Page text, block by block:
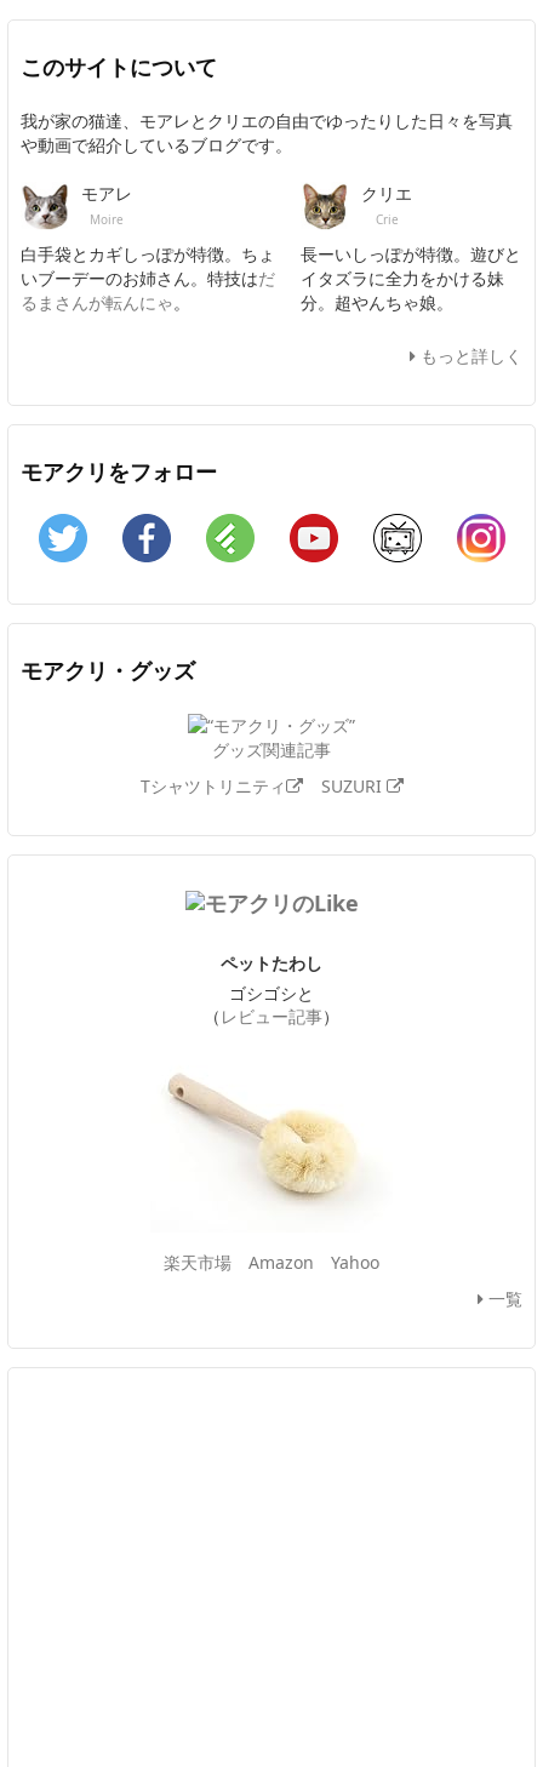
このサイトについて
我が家の猫達、モアレとクリエの自由でゆったりした日々を写真
や動画で紹介しているブログです。
モアレ
Moire
白手袋とカギしっぽが特徴。ちょ
いブーデーのお姉さん。特技はだ
るまさんが転んにゃ。
クリエ
Crie
長ーいしっぽが特徴。遊びと
イタズラに全力をかける妹
分。超やんちゃ娘。
もっと詳しく
モアクリをフォロー
Twitter Facebook Feedly YouTube ニコニコ動画
モアクリ・グッズ
グッズ関連記事
Tシャツトリニティ
SUZURI
ペットたわし
ゴシゴシと
（ レビュー記事）
楽天市場 Amazon
Yahoo
一覧